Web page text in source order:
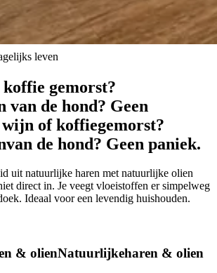
leven
gemorst?
van de hond? Geen
wijn of koffiegemorst?
van de hond? Geen paniek.
uit natuurlijke haren met natuurlijke olien
direct in. Je veegt vloeistoffen er simpelweg
Ideaal voor een levendig huishouden.
& olienNatuurlijkeharen & olien